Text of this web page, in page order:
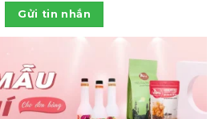
Gửi tin nhắn